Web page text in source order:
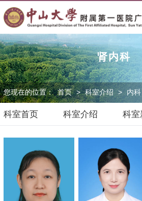
肾内科
您现在的位置： 首页 > 科室介绍 > 内科
科室首页 科室介绍 科室